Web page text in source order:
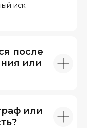
иск
после
или
или